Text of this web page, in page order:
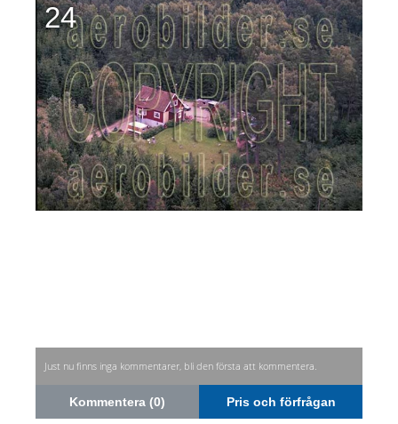
24
Just nu finns inga kommentarer, bli den första att kommentera.
Kommentera (0) Pris och förfrågan